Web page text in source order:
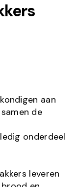
aan
de
onderdeel
leveren